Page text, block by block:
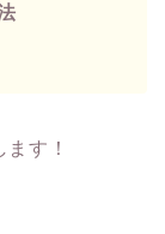
す！